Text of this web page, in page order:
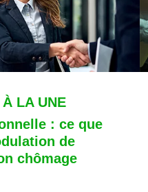
LA UNE
: ce que
de
chômage